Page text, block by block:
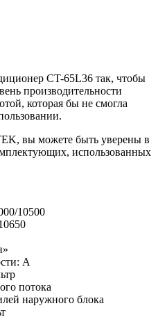
CT-65L36 так, чтобы
производительности
которая бы не смогла
вы можете быть уверены в
использованных
10500
А
потока
наружного блока